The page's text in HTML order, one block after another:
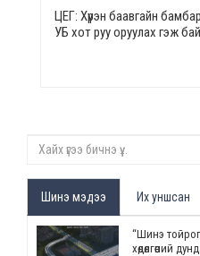
ЦЕГ: Хүрэн баавгайн
УБ хот руу оруулах гэж
Шинэ мэдээ Их уншсан
“Шинэ тойрог
хөдөлгөөний